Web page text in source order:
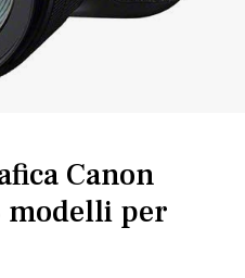
Canon
modelli per